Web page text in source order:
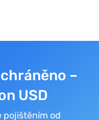
–
USD
pojištěním od